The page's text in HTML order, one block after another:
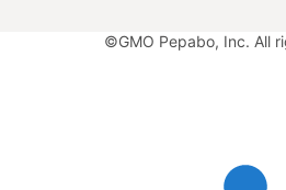
©GMO Pepabo, Inc. All